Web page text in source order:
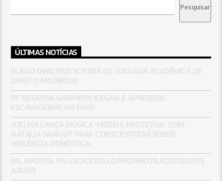
Pesquisar
ÚLTIMAS NOTÍCIAS